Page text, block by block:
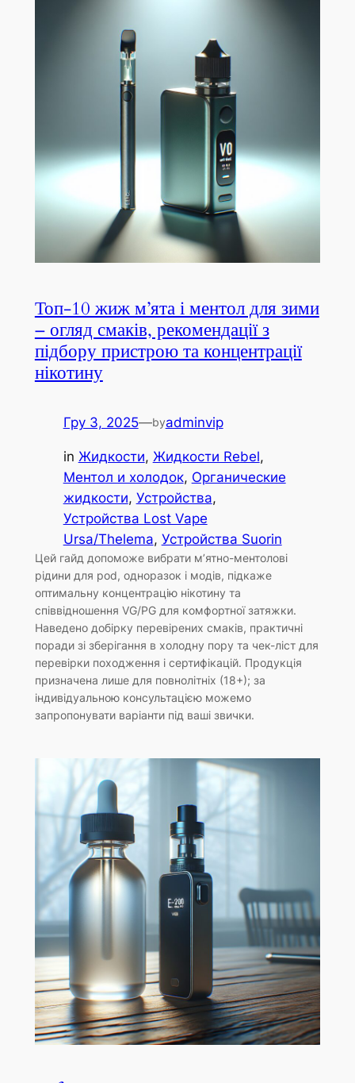
Топ-10 жиж м’ята і ментол для зими
– огляд смаків, рекомендації з
підбору пристрою та концентрації
нікотину
Гру 3, 2025—byadminvip
in Жидкости, Жидкости Rebel
Ментол и холодок, Органические
жидкости, Устройства
Устройства Lost Vape
Ursa/Thelema, Устройства Suorin
Цей гайд допоможе вибрати м’ятно-ментолові
рідини для pod, одноразок і модів, підкаже
оптимальну концентрацію нікотину та
співвідношення VG/PG для комфортної затяжки.
Наведено добірку перевірених смаків, практичні
поради зі зберігання в холодну пору та чек-ліст для
перевірки походження і сертифікацій. Продукція
призначена лише для повнолітніх (18+); за
індивідуальною консультацією можемо
запропонувати варіанти під ваші звички.